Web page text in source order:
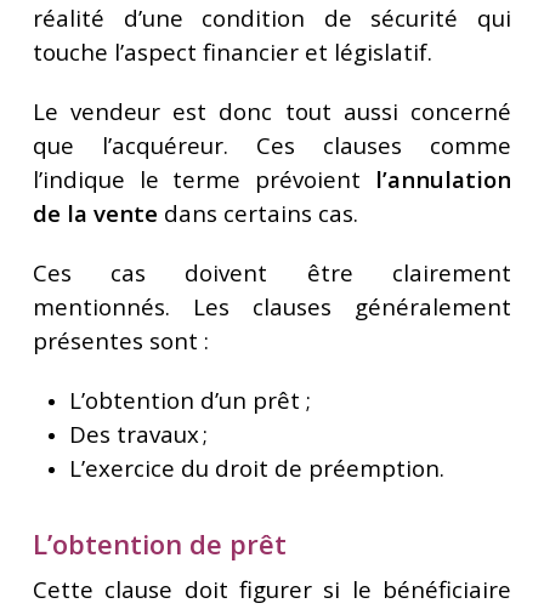
réalité d’une condition de sécurité qui
touche l’aspect financier et législatif.
Le vendeur est donc tout aussi concerné
que l’acquéreur. Ces clauses comme
l’indique le terme prévoient l’annulation
de la vente dans certains cas.
Ces cas doivent être clairement
mentionnés. Les clauses généralement
présentes sont :
L’obtention d’un prêt ;
Des travaux ;
L’exercice du droit de préemption.
L’obtention de prêt
Cette clause doit figurer si le bénéficiaire